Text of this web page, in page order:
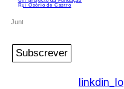
Rui Osório de Castro
Subscrever